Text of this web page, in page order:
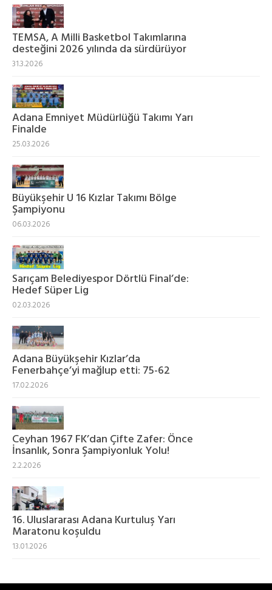
TEMSA, A Milli Basketbol Takımlarına
desteğini 2026 yılında da sürdürüyor
31.3.2026
Adana Emniyet Müdürlüğü Takımı Yarı
Finalde
25.03.2026
Büyükşehir U 16 Kızlar Takımı Bölge
Şampiyonu
06.03.2026
Sarıçam Belediyespor Dörtlü Final’de:
Hedef Süper Lig
02.03.2026
Adana Büyükşehir Kızlar’da
Fenerbahçe’yi mağlup etti: 75-62
17.02.2026
Ceyhan 1967 FK’dan Çifte Zafer: Önce
İnsanlık, Sonra Şampiyonluk Yolu!
2.2.2026
16. Uluslararası Adana Kurtuluş Yarı
Maratonu koşuldu
13.01.2026